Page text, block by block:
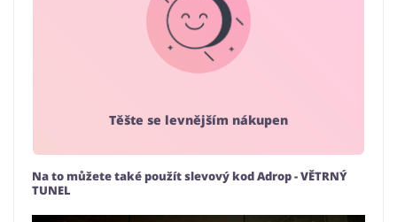
Těšte se levnějším nákupen
Na to můžete také použít slevový kod Adrop - VĚTRNÝ
TUNEL